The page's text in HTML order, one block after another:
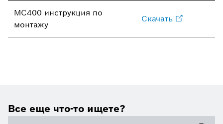
MC400 инструкция по
монтажу
Скачать
Все еще что-то ищете?